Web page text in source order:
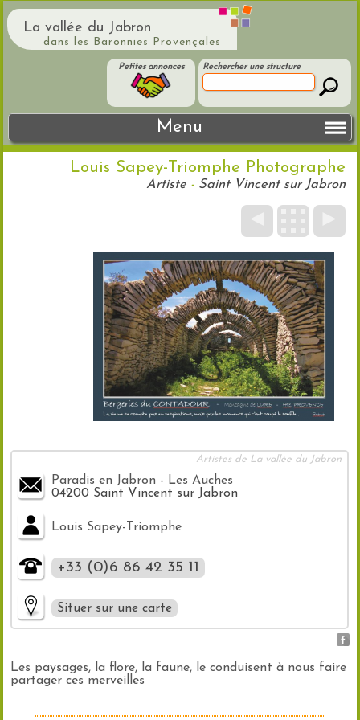
La vallée du Jabron
dans les Baronnies Provençales
Rechercher une structure
Petites annonces
Menu
Louis Sapey-Triomphe Photographe
Artiste- Saint Vincent sur Jabron
Artistes de La vallée du Jabron
Paradis en Jabron - Les Auches
04200 Saint Vincent sur Jabron
Louis Sapey-Triomphe
+33 (0)6 86 42 35 11
Situer sur une carte
Les paysages, la flore, la faune, le conduisent à nous faire
partager ces merveilles